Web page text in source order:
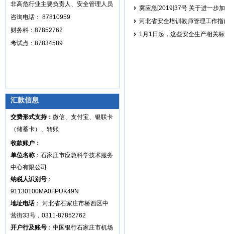
非高危行业主要负责人、安全管理人员
咨询电话： 87810959
财务科：87852762
考试点：87834589
汇款信息
交费形式支持： 微信、支付宝、银联卡
（储蓄卡）、转账
收款账户：
单位名称 ：石家庄市应急科学技术服务
中心有限公司
纳税人识别号 ：
91130100MA0FPUK49N
地址电话： 河北省石家庄市桥西区中
营街33号，0311-87852762
开户行及账号 ：中国银行石家庄市机场
冀应急[2019]37号 关于进一步
河北省安全培训教师管理工作指
1月1日起，这些安全生产相关